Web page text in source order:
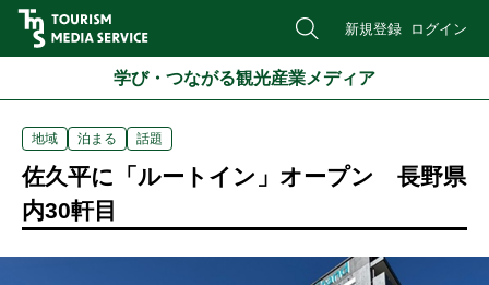
新規登録 ログイン
学び・つながる観光産業メディア
地域 泊まる 話題
佐久平に「ルートイン」オープン 長野県
内30軒目